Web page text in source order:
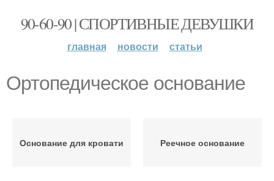
90-60-90 | СПОРТИВНЫЕ ДЕВУШКИ
главная новости статьи
Ортопедическое основание
Основание для кровати Реечное основание